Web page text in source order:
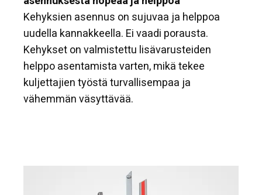
Kehyksien asennus on sujuvaa ja helppoa
uudella kannakkeella. Ei vaadi porausta.
Kehykset on valmistettu lisävarusteiden
helppo asentamista varten, mikä tekee
kuljettajien työstä turvallisempaa ja
vähemmän väsyttävää.